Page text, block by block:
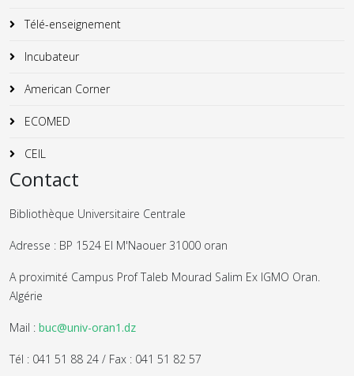
Télé-enseignement
Incubateur
American Corner
ECOMED
CEIL
Contact
Bibliothèque Universitaire Centrale
Adresse : BP 1524 El M'Naouer 31000 oran
A proximité Campus Prof Taleb Mourad Salim Ex IGMO Oran.
Algérie
Mail : buc@univ-oran1.dz
Tél : 041 51 88 24 / Fax : 041 51 82 57